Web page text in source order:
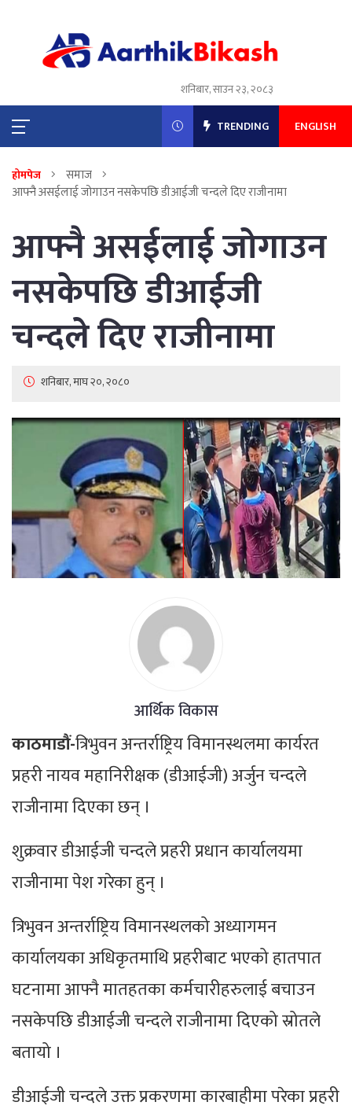
शनिबार, साउन २३, २०८३
TRENDING ENGLISH
होमपेज
समाज
आफ्नै असईलाई जोगाउन नसकेपछि डीआईजी चन्दले दिए राजीनामा
आफ्नै असईलाई जोगाउन
नसकेपछि डीआईजी
चन्दले दिए राजीनामा
शनिबार, माघ २०, २०८०
आर्थिक विकास
काठमाडौं-त्रिभुवन अन्तर्राष्ट्रिय विमानस्थलमा कार्यरत
प्रहरी नायव महानिरीक्षक (डीआईजी) अर्जुन चन्दले
राजीनामा दिएका छन् ।
शुक्रवार डीआईजी चन्दले प्रहरी प्रधान कार्यालयमा
राजीनामा पेश गरेका हुन् ।
त्रिभुवन अन्तर्राष्ट्रिय विमानस्थलको अध्यागमन
कार्यालयका अधिकृतमाथि प्रहरीबाट भएको हातपात
घटनामा आफ्नै मातहतका कर्मचारीहरुलाई बचाउन
नसकेपछि डीआईजी चन्दले राजीनामा दिएको स्रोतले
बतायो ।
डीआईजी चन्दले उक्त प्रकरणमा कारबाहीमा परेका प्रहरी